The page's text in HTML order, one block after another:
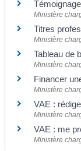
Ministère
Titres
Ministère
Tableau de
Ministère
Financer
Ministère
VAE :
Ministère
VAE : me
Ministère